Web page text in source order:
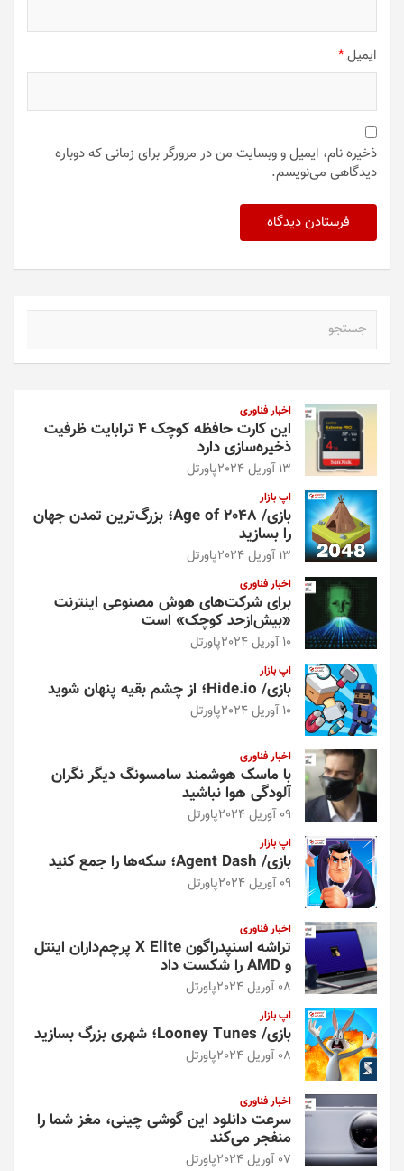
ایمیل*
ذخیره نام، ایمیل و وبسایت من در مرورگر برای زمانی که دوباره
دیدگاهی می‌نویسم.
اخبار فناوری
این کارت حافظه کوچک ۴ ترابایت ظرفیت
ذخیره‌سازی دارد
13 آوریل 2024 پاورتل
اپ بازار
بازی/ Age of 2048؛ بزرگ‌ترین تمدن جهان
را بسازید
13 آوریل 2024 پاورتل
اخبار فناوری
برای شرکت‌های هوش مصنوعی اینترنت
«بیش‌از‌حد کوچک» است
10 آوریل 2024 پاورتل
اپ بازار
بازی/ Hide.io؛ از چشم بقیه پنهان شوید
10 آوریل 2024 پاورتل
اخبار فناوری
با ماسک هوشمند سامسونگ دیگر نگران
آلودگی هوا نباشید
09 آوریل 2024 پاورتل
اپ بازار
بازی/ Agent Dash؛ سکه‌ها را جمع کنید
09 آوریل 2024 پاورتل
اخبار فناوری
تراشه اسنپدراگون X Elite پرچم‌داران اینتل
و AMD را شکست داد
08 آوریل 2024 پاورتل
اپ بازار
بازی/ Looney Tunes؛ شهری بزرگ بسازید
08 آوریل 2024 پاورتل
اخبار فناوری
سرعت دانلود این گوشی چینی، مغز شما را
منفجر می‌کند
07 آوریل 2024 پاورتل